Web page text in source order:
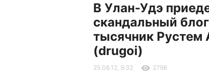
В Улан-Удэ
скандальный
тысячник Рустем
(drugoi)
25.06.12, 9:32 2798